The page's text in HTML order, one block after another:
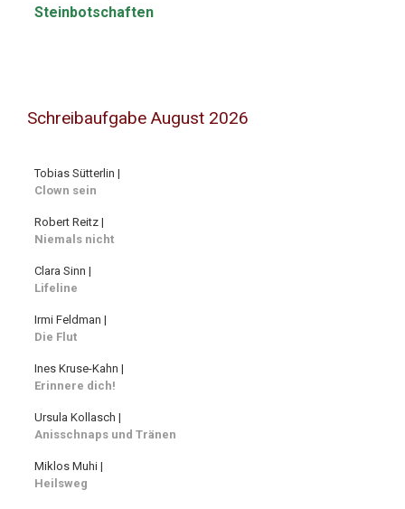
Steinbotschaften
Schreibaufgabe August 2026
Tobias Sütterlin |
Clown sein
Robert Reitz |
Niemals nicht
Clara Sinn |
Lifeline
Irmi Feldman |
Die Flut
Ines Kruse-Kahn |
Erinnere dich!
Ursula Kollasch |
Anisschnaps und Tränen
Miklos Muhi |
Heilsweg